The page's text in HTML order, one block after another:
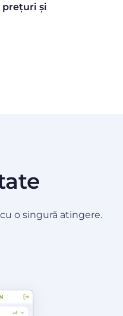
prețuri și
o singură atingere.